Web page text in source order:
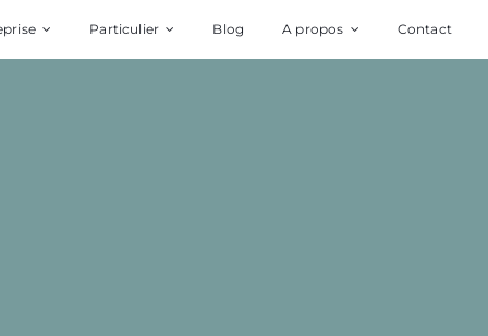
Particulier Blog A propos Contact